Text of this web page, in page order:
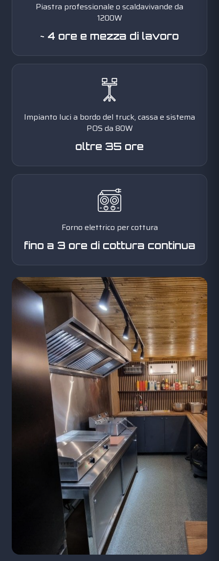
Piastra professionale o scaldavivande da
1200W
~ 4 ore e mezza di lavoro
Impianto luci a bordo del truck, cassa e sistema
POS da 80W
oltre 35 ore
Forno elettrico per cottura
fino a 3 ore di cottura continua